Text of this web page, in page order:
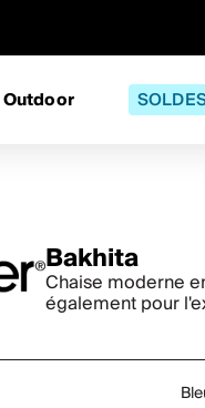
Outdoor
Bakhita
Chaise moderne
également pour